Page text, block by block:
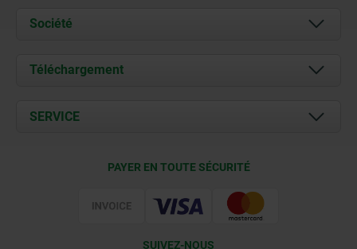
Société
À propos de nous
Contact
Téléchargement
Documents
SERVICE
PAYER EN TOUTE SÉCURITÉ
SUIVEZ-NOUS